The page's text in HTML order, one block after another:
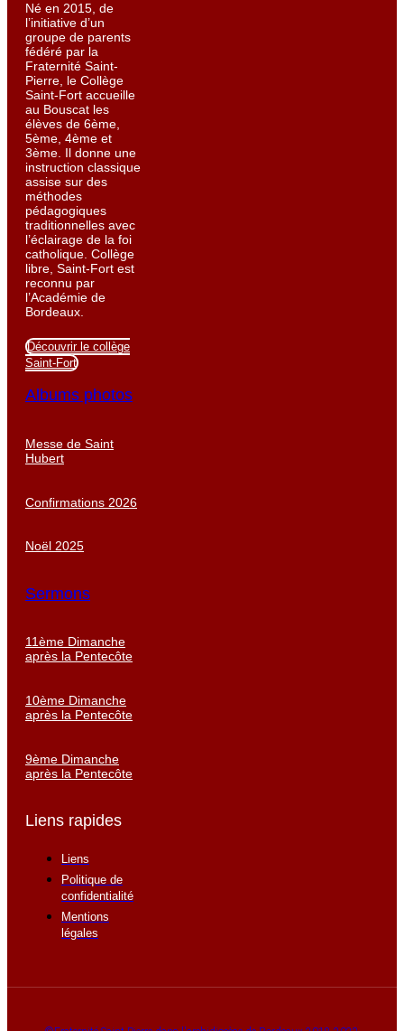
Né en 2015, de
l’initiative d’un
groupe de parents
fédéré par la
Fraternité Saint-
Pierre, le Collège
Saint-Fort accueille
au Bouscat les
élèves de 6ème,
5ème, 4ème et
3ème. Il donne une
instruction classique
assise sur des
méthodes
pédagogiques
traditionnelles avec
l’éclairage de la foi
catholique. Collège
libre, Saint-Fort est
reconnu par
l’Académie de
Bordeaux.
Découvrir le collège
Saint-Fort
Albums photos
Messe de Saint
Hubert
Confirmations 2026
Noël 2025
Sermons
11ème Dimanche
après la Pentecôte
10ème Dimanche
après la Pentecôte
9ème Dimanche
après la Pentecôte
Liens rapides
Liens
Politique de
confidentialité
Mentions
légales